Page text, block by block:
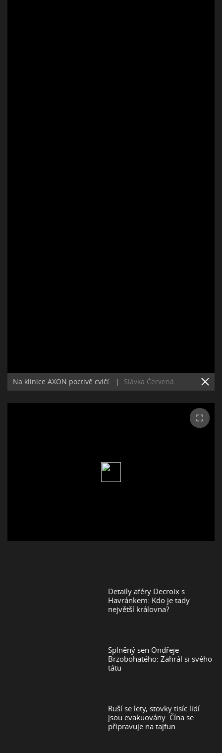
Na klinice AXON poctivě cvičí. | Slávka Červená
Detaily aféry Decroix s
Havránkem: Kdo je tady
největší královna?
Splněný sen Ondřeje
Brzobohatého: Zahrál si svého
tátu
Ruší se lety, stovky tisíc lidí
jsou evakuovány: Čína se
připravuje na tajfun